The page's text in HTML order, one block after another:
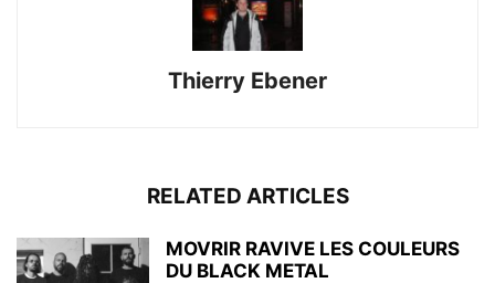
Thierry Ebener
RELATED ARTICLES
MOVRIR RAVIVE LES COULEURS
DU BLACK METAL